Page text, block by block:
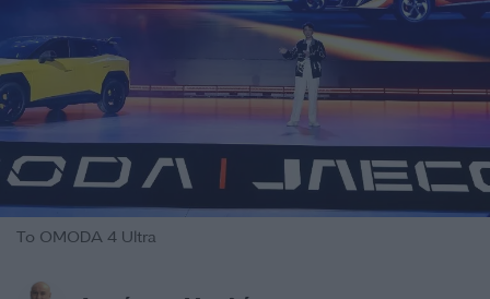
Το OMODA 4 Ultra